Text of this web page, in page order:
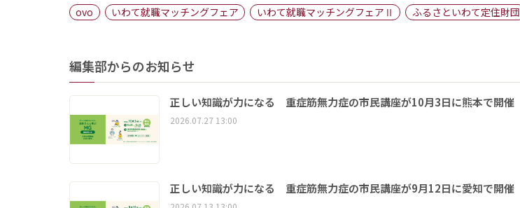
ovo いわて就職マッチングフェア いわて就職マッチングフェアⅡ ふるさといわて定住財団
編集部からのお知らせ
正しい知識が力になる 重症筋無力症の市民講座が10月3日に熊本で開催
2026.07.27 13:00
正しい知識が力になる 重症筋無力症の市民講座が9月12日に愛知で開催